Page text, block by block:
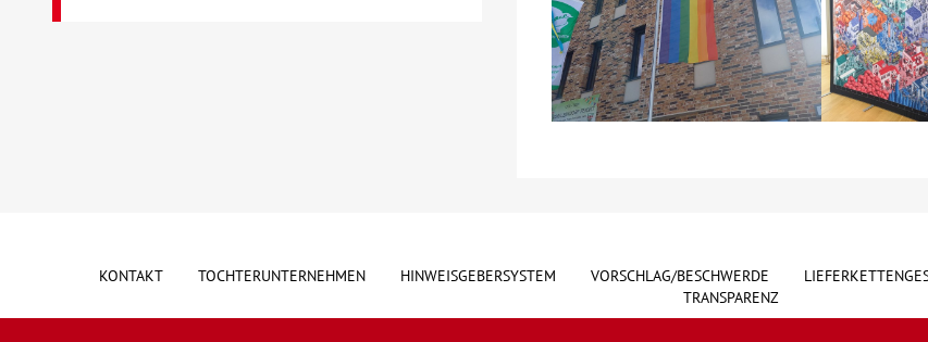
KONTAKT TOCHTERUNTERNEHMEN HINWEISGEBERSYSTEM VORSCHLAG/BESCHWERDE
TRANSPARENZ